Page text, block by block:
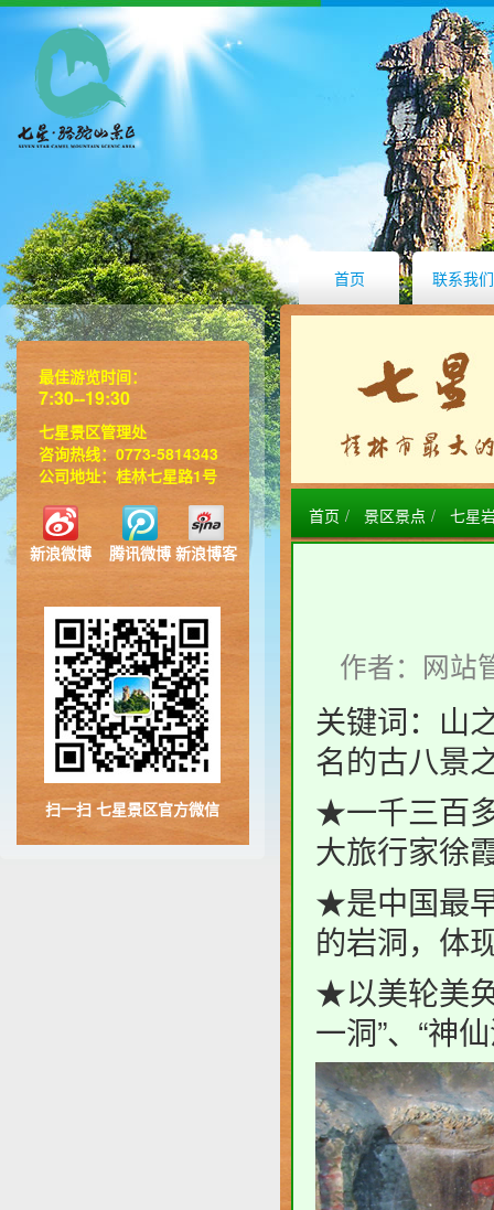
首页 联系我们
最佳游览时间：
7:30--19:30
七星景区管理处
咨询热线：0773-5814343
公司地址：桂林七星路1号
新浪微博 腾讯微博 新浪博客
扫一扫 七星景区官方微信
首页 景区景点 七星
作者：网站
关键词：山
名的古八景
★一千三百
大旅行家徐
★是中国最
的岩洞，体
★以美轮美
一洞”、“神